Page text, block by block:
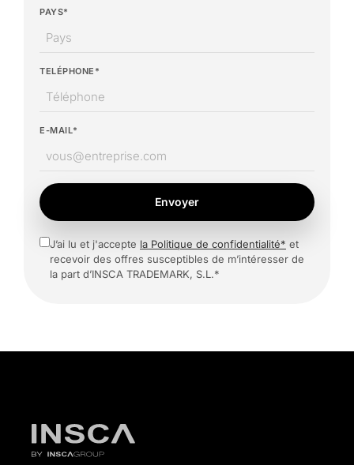
PAYS*
TELÉPHONE*
E-MAIL*
Envoyer
J’ai lu et j'accepte la Politique de confidentialité* et
recevoir des offres susceptibles de m’intéresser de
la part d’INSCA TRADEMARK, S.L.*